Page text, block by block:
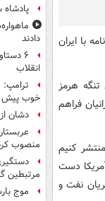
با ایران
هرمز
فراهم
کنیم
دست
نفت و
دادند
انقلاب
ترامپ:
خوب پیش
دشان
منصوب
مرتبطین
موج